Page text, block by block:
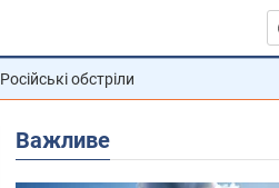
Російські обстріли
Важливе